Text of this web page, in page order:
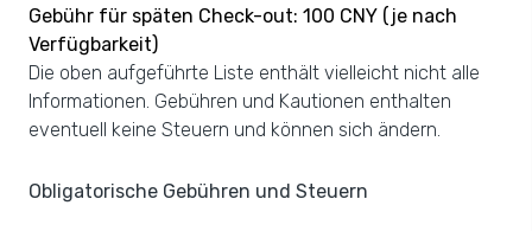
Gebühr für späten Check-out: 100 CNY (je nach
Verfügbarkeit)
Die oben aufgeführte Liste enthält vielleicht nicht alle
Informationen. Gebühren und Kautionen enthalten
eventuell keine Steuern und können sich ändern.
Obligatorische Gebühren und Steuern